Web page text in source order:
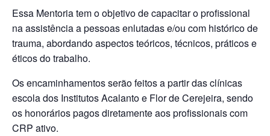
Essa Mentoria tem o objetivo de capacitar o profissional
na assistência a pessoas enlutadas e/ou com histórico de
trauma, abordando aspectos teóricos, técnicos, práticos e
éticos do trabalho.
Os encaminhamentos serão feitos a partir das clínicas
escola dos Institutos Acalanto e Flor de Cerejeira, sendo
os honorários pagos diretamente aos profissionais com
CRP ativo.